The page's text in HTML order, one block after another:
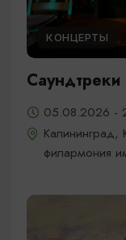
КОНЦЕРТЫ
Саундтреки
05.08.2026 -
Калининград,
филармония